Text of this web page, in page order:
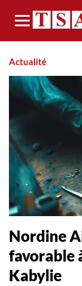
Menu
Actualité
Nordine
favorable
Kabylie